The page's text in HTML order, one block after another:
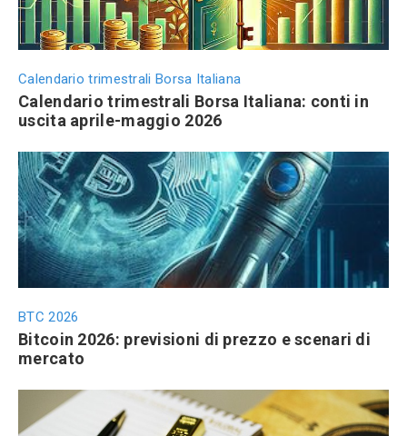
Calendario trimestrali Borsa Italiana
Calendario trimestrali Borsa Italiana: conti in
uscita aprile-maggio 2026
BTC 2026
Bitcoin 2026: previsioni di prezzo e scenari di
mercato